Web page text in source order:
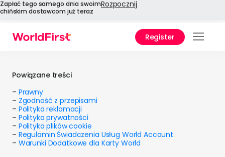
Zapłać tego samego dnia swoim
chińskim dostawcom już teraz
Rozpocznij
Register
Powiązane treści
– Prawny
– Zgodność z przepisami
– Polityka reklamacji
– Polityka prywatności
– Polityka plików cookie
– Regulamin Świadczenia Usług World Account
– Warunki Dodatkowe dla Karty World